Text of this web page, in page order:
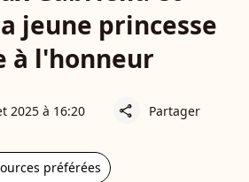
jeune princesse
à l'honneur
2025 à 16:20 share Partager
préférées